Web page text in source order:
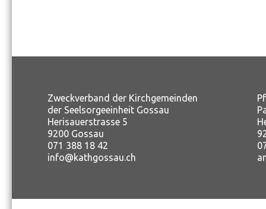
Zweckverband der Kirchgemeinden
der Seelsorgeeinheit Gossau
Herisauerstrasse 5
9200 Gossau
071 388 18 42
info@kathgossau.ch